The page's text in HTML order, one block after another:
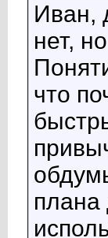
Иван,
нет,
что
плана